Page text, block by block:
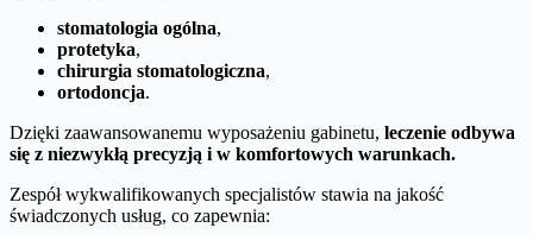
stomatologia ogólna,
protetyka,
chirurgia stomatologiczna,
ortodoncja.
Dzięki zaawansowanemu wyposażeniu gabinetu, leczenie odbywa
się z niezwykłą precyzją i w komfortowych warunkach.
Zespół wykwalifikowanych specjalistów stawia na jakość
świadczonych usług, co zapewnia: